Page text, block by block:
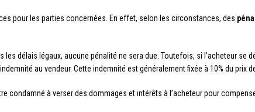
pour les parties concernées. En effet, selon les circonstances, des
les délais légaux, aucune pénalité ne sera due. Toutefois, si l’acheteur se
au vendeur. Cette indemnité est généralement fixée à 10% du prix
condamné à verser des dommages et intérêts à l’acheteur pour